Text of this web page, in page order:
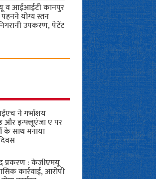
व आईआईटी कानपुर
योग्य स्तन
उपकरण, पेटेंट
ने गर्भाशय
और इन्फ्लूएंजा ए पर
के साथ मनाया
प्रकरण : केजीएमयू
कार्रवाई, आरोपी